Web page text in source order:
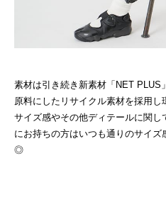
素材は引き続き新素材「NET PLUS
原料にしたリサイクル素材を採用し
サイズ感やその他ディテールに関
にお持ちの方はいつも通りのサイ
◎